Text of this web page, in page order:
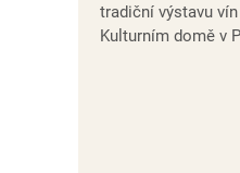
tradiční výstavu
Kulturním domě v